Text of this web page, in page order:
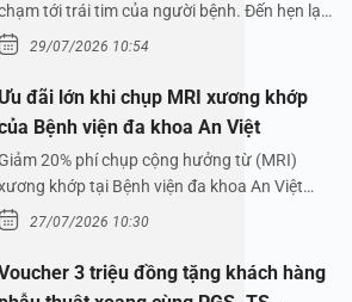
tới trái tim của người bệnh. Đến hẹn lại
lên,…29/07/2026 10:54
Ưu đãi lớn khi chụp MRI xương khớp
Bệnh viện đa khoa An Việt
20% phí chụp cộng hưởng từ (MRI)
khớp tại Bệnh viện đa khoa An Việt
Bệnh viện đa…
27/07/2026 10:30
3 triệu đồng tặng khách hàng